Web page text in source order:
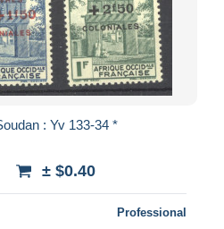
Soudan : Yv 133-34 *
± $0.40
Professional